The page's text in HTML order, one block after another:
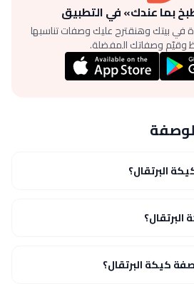
بما عندك» في التطبيق
في بيتك وهنقترح عليك وصفات تناسبها
وصفاتك المفضلة.
البرتقال؟
كيكة البرتقال؟